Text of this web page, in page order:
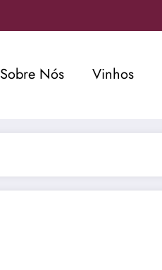
Sobre Nós Vinhos